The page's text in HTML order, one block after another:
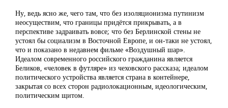
Ну, ведь ясно же, чего там, что без изоляционизма путинизм
неосуществим, что границы придётся прикрывать, а в
перспективе задраивать вовсе; что без Берлинской стены не
устоял бы социализм в Восточной Европе, и он-таки не устоял,
что и показано в недавнем фильме «Воздушный шар».
Идеалом современного российского гражданина является
Беликов, «человек в футляре» из чеховского рассказа; идеалом
политического устройства является страна в контейнере,
закрытая со всех сторон радиолокационным, идеологическим,
политическим щитом.